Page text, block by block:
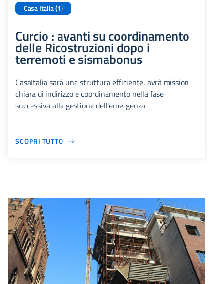
Casa Italia (1)
Curcio : avanti su coordinamento
delle Ricostruzioni dopo i
terremoti e sismabonus
CasaItalia sarà una struttura efficiente, avrà mission
chiara di indirizzo e coordinamento nella fase
successiva alla gestione dell'emergenza
SCOPRI TUTTO